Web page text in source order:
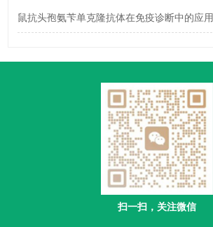
鼠抗头孢氨苄单克隆抗体在免疫诊断中的应用
扫一扫，关注微信